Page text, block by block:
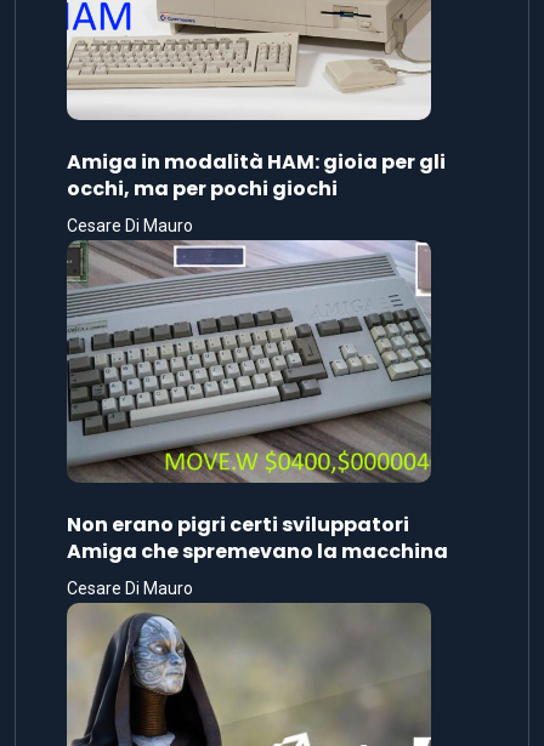
Amiga in modalità HAM: gioia per gli
occhi, ma per pochi giochi
Cesare Di Mauro
Non erano pigri certi sviluppatori
Amiga che spremevano la macchina
Cesare Di Mauro